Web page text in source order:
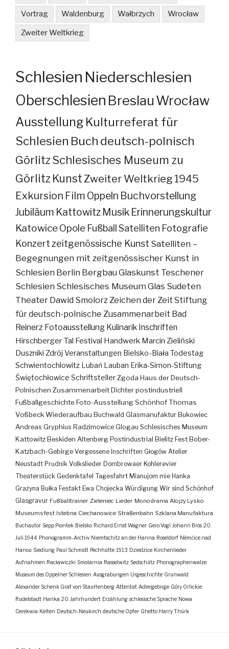
Vortrag Waldenburg Wałbrzych Wrocław
Zweiter Weltkrieg
Schlesien Niederschlesien
Oberschlesien Breslau Wrocław
Ausstellung Kulturreferat für
Schlesien Buch deutsch-polnisch
GörlitzSchlesisches Museum zu
Görlitz Kunst Zweiter Weltkrieg 1945
Exkursion Film Oppeln Buchvorstellung
Jubiläum Kattowitz Musik Erinnerungskultur
KatowiceOpole FußballSatelliten Fotografie
Konzertzeitgenössische Kunst Satelliten –
Begegnungen mit zeitgenössischer Kunst in
Schlesien Berlin BergbauGlaskunst Teschener
Schlesien Schlesisches MuseumGlas Sudeten
Theater Dawid Smolorz Zeichen der Zeit Stiftung
für deutsch-polnische Zusammenarbeit Bad
Reinerz Fotoausstellung Kulinarik Inschriften
Hirschberger Tal Festival Handwerk Marcin Zieliński
Duszniki Zdrój Veranstaltungen Bielsko-Biała Todestag
Schwientochlowitz
Lubań Lauban Erika-Simon-Stiftung
Świętochłowice SchriftstellerZgoda Haus der Deutsch-
Polnischen ZusammenarbeitDichterpostindustriell
Fußballgeschichte Foto-AusstellungSchönhofThomas
VoßbeckWiederaufbau Buchwald Glasmanufaktur Bukowiec
Andreas Gryphius Radzimowice Glogau Schlesisches Museum
Kattowitz Beskiden Altenberg Postindustrial Bielitz Fest Bober-
Katzbach-Gebirge Vergessene Inschriften Głogów Atelier
Neustadt Prudnik Volkslieder Dombrowaer Kohlerevier
Theaterstück Gedenktafel Tagesfahrt Mianujom mie Hanka
Grażyna Bułka Festakt Ewa Chojecka Würdigung Wir sind Schönhof
Glasgravur Fußballtrainer Zieleniec Lieder Monodrama Alojzy Lysko
Museumsfest Istebna Ciechanowice Straßenbahn Szklana Manufaktura
Buchautor Sepp Piontek Bielsko Richard Ernst Wagner Gero Vogl Johann Bros 20.
Juli 1944 Phonogramm-Archiv Niemtschitz an der Hanna Roseldorf Némčice nad
Hanou Siedlung Paul Schmidt Pechhütte 1913 Dziedzice Kirchenlieder
Aufnahmen Racławiczki Smolarnia Rasselwitz Sedschütz Phonographenwalze
Museum des Oppelner Schlesien Ausgrabungen Urgeschichte Grunwald
Alexander Schenk Graf von Stauffenberg Attentat Adlergebirge Góry Orlickie
Rudelstadt Hanka 20. Jahrhundert Erzählung schlesische Sprache Nowa
Cerekwia Kelten Deutsch-Neukirch deutsche Opfer Ghetto Harry Thürk